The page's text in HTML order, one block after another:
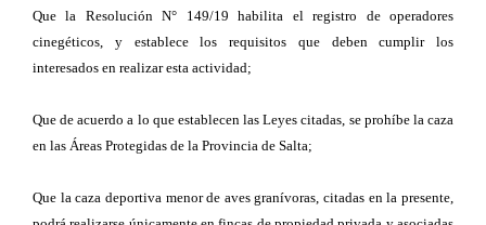
Que la Resolución N° 149/19 habilita el registro de operadores
cinegéticos, y establece los requisitos que deben cumplir los
interesados en realizar esta actividad;
Que de acuerdo a lo que establecen las Leyes citadas, se prohíbe la caza
en las Áreas Protegidas de la Provincia de Salta;
Que la caza deportiva menor de aves granívoras, citadas en la presente,